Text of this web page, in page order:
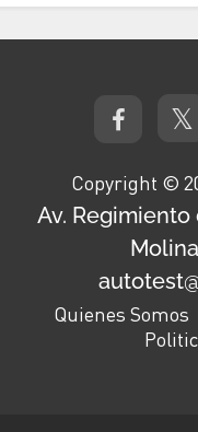
Copyright ©
Av. Regimiento
Quienes Somos